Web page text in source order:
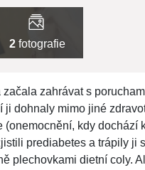
2 fotografie
začala zahrávat s
ji dohnaly mimo jiné
(onemocnění, kdy dochází
prediabetes a trápily ji
plechovkami dietní coly.